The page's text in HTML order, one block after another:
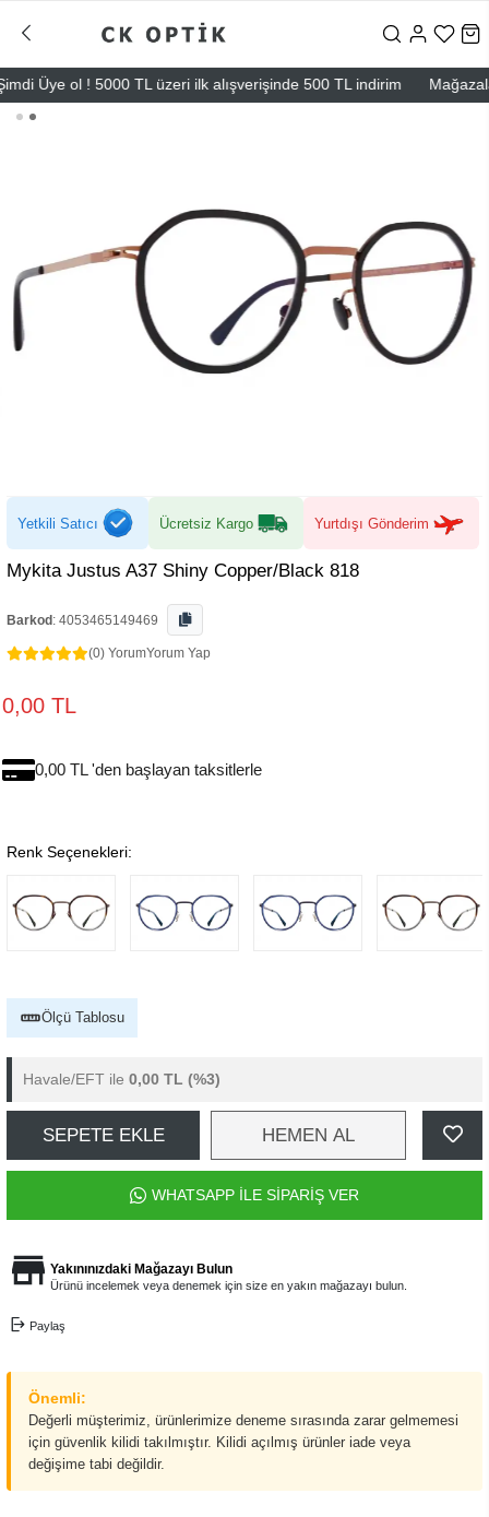
Üye ol ! 5000 TL üzeri ilk alışverişinde 500 TL indirim
Yetkili Satıcı Ücretsiz Kargo Yurtdışı Gönderim
Mykita Justus A37 Shiny Copper/Black 818
Barkod : 4053465149469
(0) YorumYorum Yap
0,00 TL
0,00 TL 'den başlayan taksitlerle
Renk Seçenekleri:
Ölçü Tablosu
Havale/EFT ile 0,00 TL (%3)
SEPETE EKLE HEMEN AL
WHATSAPP İLE SİPARİŞ VER
Yakınınızdaki Mağazayı Bulun
Ürünü incelemek veya denemek için size en yakın mağazayı bulun.
Paylaş
Önemli:
Değerli müşterimiz, ürünlerimize deneme sırasında zarar gelmemesi
için güvenlik kilidi takılmıştır. Kilidi açılmış ürünler iade veya
değişime tabi değildir.